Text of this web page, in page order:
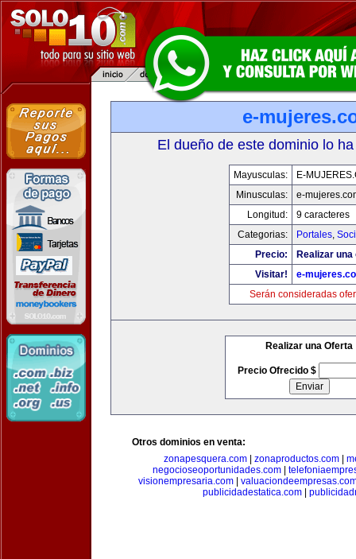
e-
El dueño de este dominio lo
Mayusculas:
E-
Minusculas:
e-
Longitud:
9 caracteres
Categorias:
Portales,
Precio:
Realizar
Visitar!
e-
Serán consideradas
Realizar una Oferta
Precio Ofrecido $
Otros dominios en venta:
zonapesquera.com| zonaproductos.com|
negocioseoportunidades.com
visionempresaria.com
publicidadestatica.com